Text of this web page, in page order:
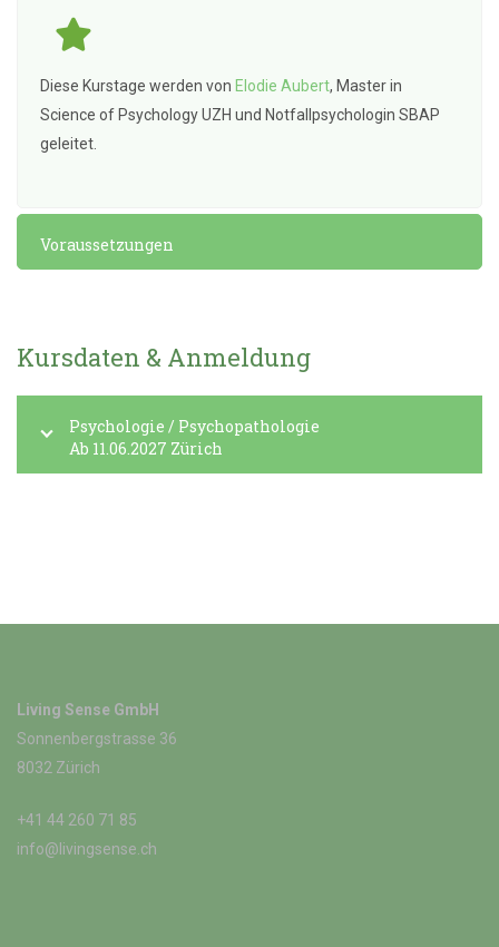
Diese Kurstage werden von Elodie Aubert, Master in
Science of Psychology UZH und Notfallpsychologin SBAP
geleitet.
Voraussetzungen
Kursdaten & Anmeldung
Psychologie / Psychopathologie
Ab 11.06.2027 Zürich
Living Sense GmbH
Sonnenbergstrasse 36
8032 Zürich
+41 44 260 71 85
info@livingsense.ch